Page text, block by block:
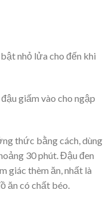
nhỏ lửa cho đến khi
giấm vào cho ngập
thức bằng cách, dùng
30 phút. Đậu đen
giác thèm ăn, nhất là
ăn có chất béo.